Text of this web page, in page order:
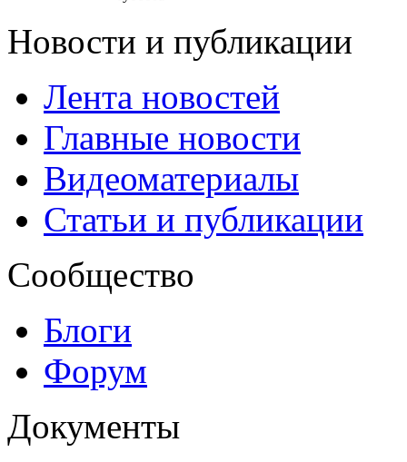
Новости и публикации
Лента новостей
Главные новости
Видеоматериалы
Статьи и публикации
Сообщество
Блоги
Форум
Документы